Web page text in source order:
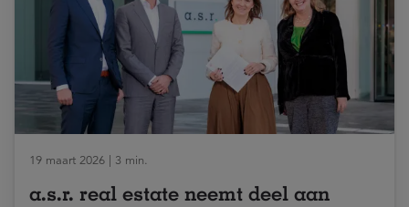
19 maart 2026 | 3 min.
a.s.r. real estate neemt deel aan